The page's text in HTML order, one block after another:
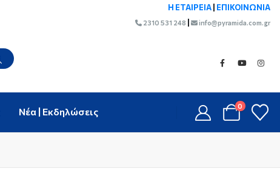
Η ΕΤΑΙΡΕΙΑ ΕΠΙΚΟΙΝΩΝΙΑ
2310 531 248 info@pyramida.com.gr
Νέα | Εκδηλώσεις 0